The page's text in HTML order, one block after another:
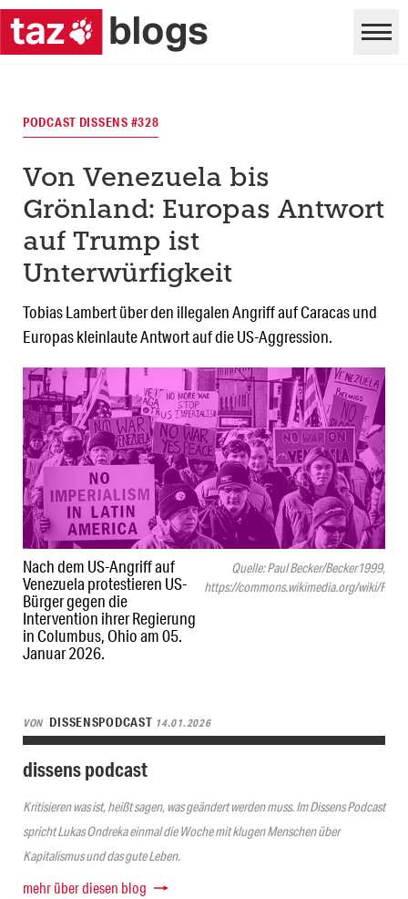
Nach dem US-Angriff auf
Venezuela protestieren US-
Bürger gegen die
Intervention ihrer Regierung
in Columbus, Ohio am 05.
Januar 2026.
Quelle: Paul Becker/Becker1999,
https://commons.wikimedia.org/wiki/
PODCAST DISSENS #328
Von Venezuela bis
Grönland: Europas Antwort
auf Trump ist
Unterwürfigkeit
Tobias Lambert über den illegalen Angriff auf Caracas und
Europas kleinlaute Antwort auf die US-Aggression.
VON DISSENSPODCAST 14.01.2026
dissens podcast
Kritisieren was ist, heißt sagen, was geändert werden muss. Im Dissens Podcast
spricht Lukas Ondreka einmal die Woche mit klugen Menschen über
Kapitalismus und das gute Leben.
mehr über diesen blog